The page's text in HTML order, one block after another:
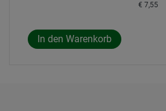
€ 7,55